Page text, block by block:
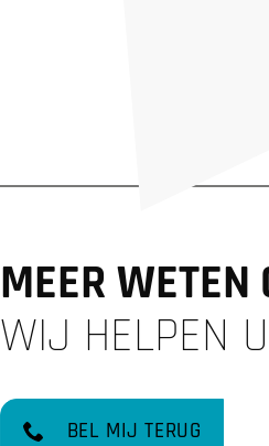
MEER WETEN
WIJ HELPEN
BEL MIJ TERUG